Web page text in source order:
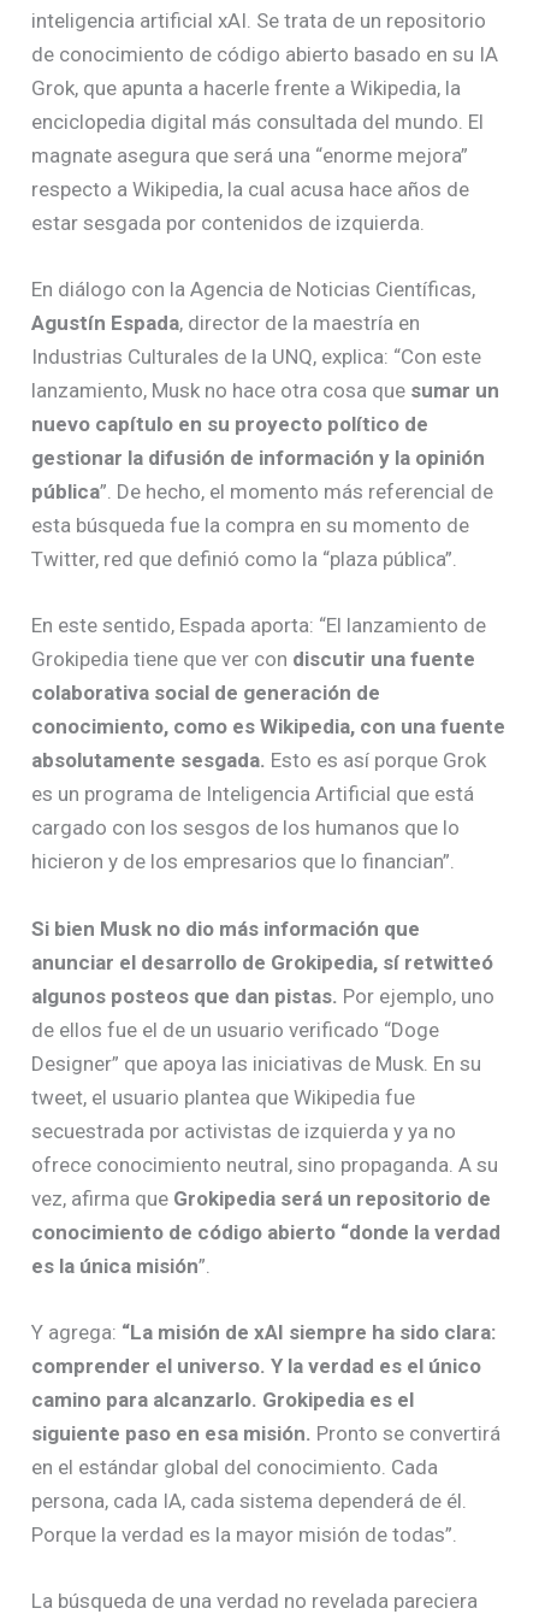
inteligencia artificial xAI. Se trata de un repositorio
de conocimiento de código abierto basado en su IA
Grok, que apunta a hacerle frente a Wikipedia, la
enciclopedia digital más consultada del mundo. El
magnate asegura que será una “enorme mejora”
respecto a Wikipedia, la cual acusa hace años de
estar sesgada por contenidos de izquierda.
En diálogo con la Agencia de Noticias Científicas,
Agustín Espada, director de la maestría en
Industrias Culturales de la UNQ, explica: “Con este
lanzamiento, Musk no hace otra cosa que sumar un
nuevo capítulo en su proyecto político de
gestionar la difusión de información y la opinión
pública”. De hecho, el momento más referencial de
esta búsqueda fue la compra en su momento de
Twitter, red que definió como la “plaza pública”.
En este sentido, Espada aporta: “El lanzamiento de
Grokipedia tiene que ver con discutir una fuente
colaborativa social de generación de
conocimiento, como es Wikipedia, con una fuente
absolutamente sesgada. Esto es así porque Grok
es un programa de Inteligencia Artificial que está
cargado con los sesgos de los humanos que lo
hicieron y de los empresarios que lo financian”.
Si bien Musk no dio más información que
anunciar el desarrollo de Grokipedia, sí retwitteó
algunos posteos que dan pistas. Por ejemplo, uno
de ellos fue el de un usuario verificado “Doge
Designer” que apoya las iniciativas de Musk. En su
tweet, el usuario plantea que Wikipedia fue
secuestrada por activistas de izquierda y ya no
ofrece conocimiento neutral, sino propaganda. A su
vez, afirma que Grokipedia será un repositorio de
conocimiento de código abierto “donde la verdad
es la única misión”.
Y agrega: “La misión de xAI siempre ha sido clara:
comprender el universo. Y la verdad es el único
camino para alcanzarlo. Grokipedia es el
siguiente paso en esa misión. Pronto se convertirá
en el estándar global del conocimiento. Cada
persona, cada IA, cada sistema dependerá de él.
Porque la verdad es la mayor misión de todas”.
La búsqueda de una verdad no revelada pareciera